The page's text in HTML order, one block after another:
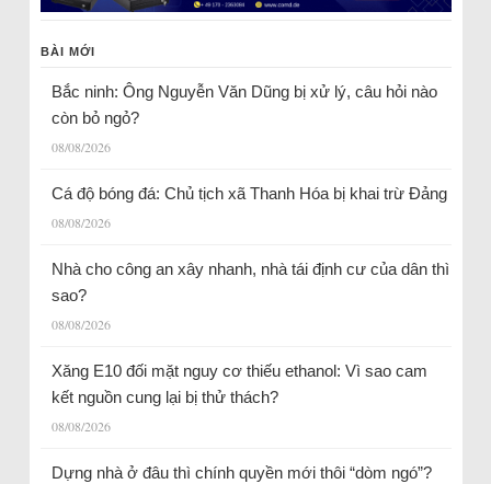
BÀI MỚI
Bắc ninh: Ông Nguyễn Văn Dũng bị xử lý, câu hỏi nào
còn bỏ ngỏ?
08/08/2026
Cá độ bóng đá: Chủ tịch xã Thanh Hóa bị khai trừ Đảng
08/08/2026
Nhà cho công an xây nhanh, nhà tái định cư của dân thì
sao?
08/08/2026
Xăng E10 đối mặt nguy cơ thiếu ethanol: Vì sao cam
kết nguồn cung lại bị thử thách?
08/08/2026
Dựng nhà ở đâu thì chính quyền mới thôi “dòm ngó”?